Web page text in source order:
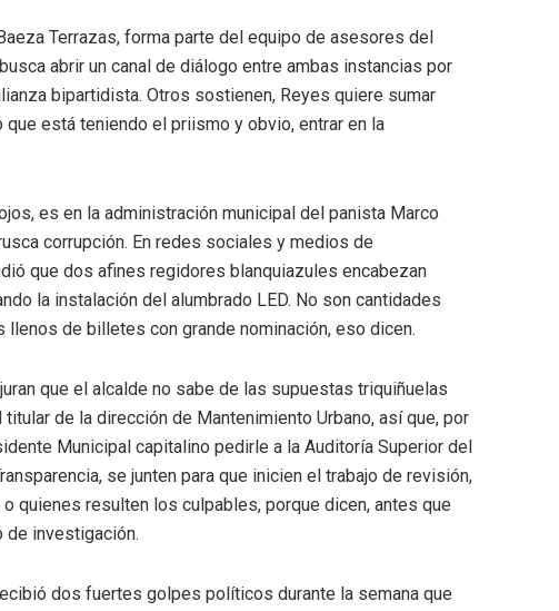
Terrazas, forma parte del equipo de asesores del
abrir un canal de diálogo entre ambas instancias por
bipartidista. Otros sostienen, Reyes quiere sumar
está teniendo el priismo y obvio, entrar en la
es en la administración municipal del panista Marco
corrupción. En redes sociales y medios de
que dos afines regidores blanquiazules encabezan
la instalación del alumbrado LED. No son cantidades
de billetes con grande nominación, eso dicen.
que el alcalde no sabe de las supuestas triquiñuelas
de la dirección de Mantenimiento Urbano, así que, por
Municipal capitalino pedirle a la Auditoría Superior del
se junten para que inicien el trabajo de revisión,
quienes resulten los culpables, porque dicen, antes que
de investigación.
dos fuertes golpes políticos durante la semana que